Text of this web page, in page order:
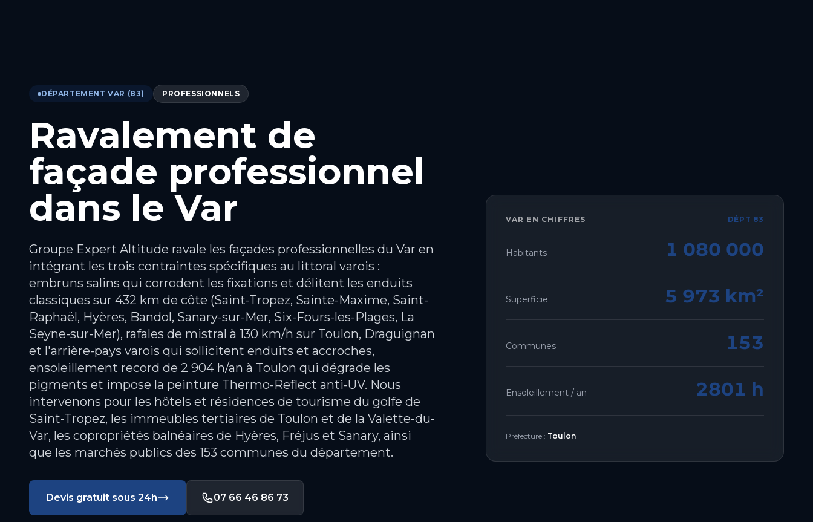
DÉPARTEMENT VAR (83) PROFESSIONNELS
Ravalement de
façade professionnel
dans le Var
Groupe Expert Altitude ravale les façades professionnelles du Var en
intégrant les trois contraintes spécifiques au littoral varois :
embruns salins qui corrodent les fixations et délitent les enduits
classiques sur 432 km de côte (Saint-Tropez, Sainte-Maxime, Saint-
Raphaël, Hyères, Bandol, Sanary-sur-Mer, Six-Fours-les-Plages, La
Seyne-sur-Mer), rafales de mistral à 130 km/h sur Toulon, Draguignan
et l'arrière-pays varois qui sollicitent enduits et accroches,
ensoleillement record de 2 904 h/an à Toulon qui dégrade les
pigments et impose la peinture Thermo-Reflect anti-UV. Nous
intervenons pour les hôtels et résidences de tourisme du golfe de
Saint-Tropez, les immeubles tertiaires de Toulon et de la Valette-du-
Var, les copropriétés balnéaires de Hyères, Fréjus et Sanary, ainsi
que les marchés publics des 153 communes du département.
Devis gratuit sous 24h 07 66 46 86 73
VAR EN CHIFFRES DÉPT 83
Habitants 1 080 000
Superficie 5 973 km²
Communes 153
Ensoleillement / an 2801 h
Préfecture : Toulon